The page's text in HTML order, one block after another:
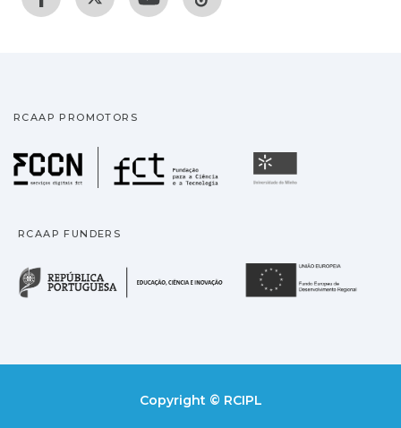
RCAAP PROMOTORS
Fundação para a
RCAAP FUNDERS
República Portuguesa
Copyright © RCIPL